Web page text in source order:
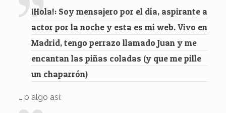
¡Hola!: Soy mensajero por el día, aspirante a
actor por la noche y esta es mi web. Vivo en
Madrid, tengo perrazo llamado Juan y me
encantan las piñas coladas (y que me pille
un chaparrón)
… o algo así: